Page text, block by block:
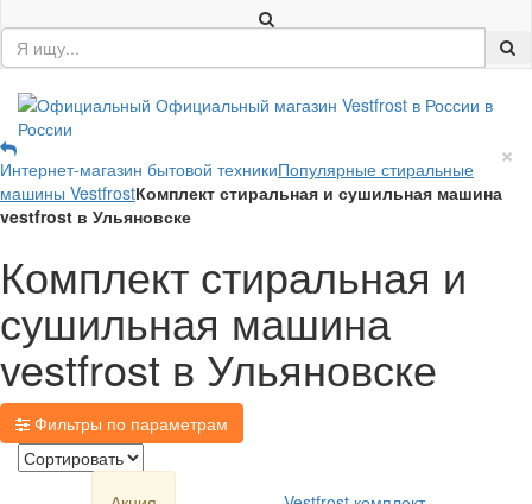
×
Интернет-магазин бытовой техникиПопулярные стиральные
машины VestfrostКомплект стиральная и сушильная машина
vestfrost в Ульяновске
Комплект стиральная и
сушильная машина
vestfrost в Ульяновске
Фильтры по параметрам